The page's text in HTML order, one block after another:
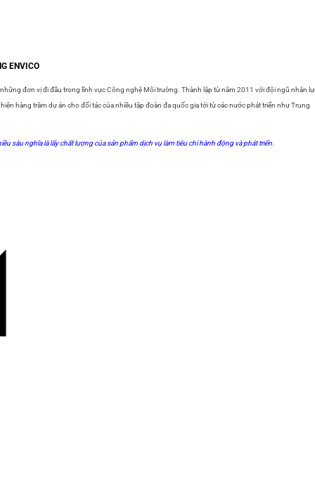
ENVICO
đơn vị đi đầu trong lĩnh vực Công nghệ Môi trường. Thành lập từ năm 2011 với đội ngũ nhân
hàng trăm dự án cho đối tác của nhiều tập đoàn đa quốc gia tới từ các nước phát triển như Trung
sâu nghĩa là lấy chất lượng của sản phẩm dịch vụ làm tiêu chí hành động và phát triển.